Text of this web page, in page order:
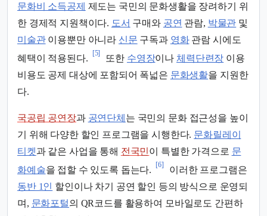
문화비 소득공제 제도는 국민의 문화생활을 장려하기 위
한 경제적 지원책이다. 도서 구매와 공연 관람, 박물관 및
미술관이용뿐만 아니라 신문 구독과 영화관람 시에도
혜택이 적용된다.
[5]
또한 수영장이나 체력단련장 이용
비용도 공제 대상에 포함되어 폭넓은 문화생활을 지원한
다.
국공립 공연장과 공연단체 는 국민의 문화 접근성을 높이
기 위해 다양한 할인 프로그램을 시행한다. 문화릴레이
티켓과 같은 사업을 통해 전국민이 특별한 가격으로 문
화예술을 접할 수 있도록 돕는다.
[6]
이러한 프로그램은
동반 1인 할인이나 차기 공연 할인 등의 방식으로 운영되
며, 문화포털의 QR코드를 활용하여 모바일로도 간편하